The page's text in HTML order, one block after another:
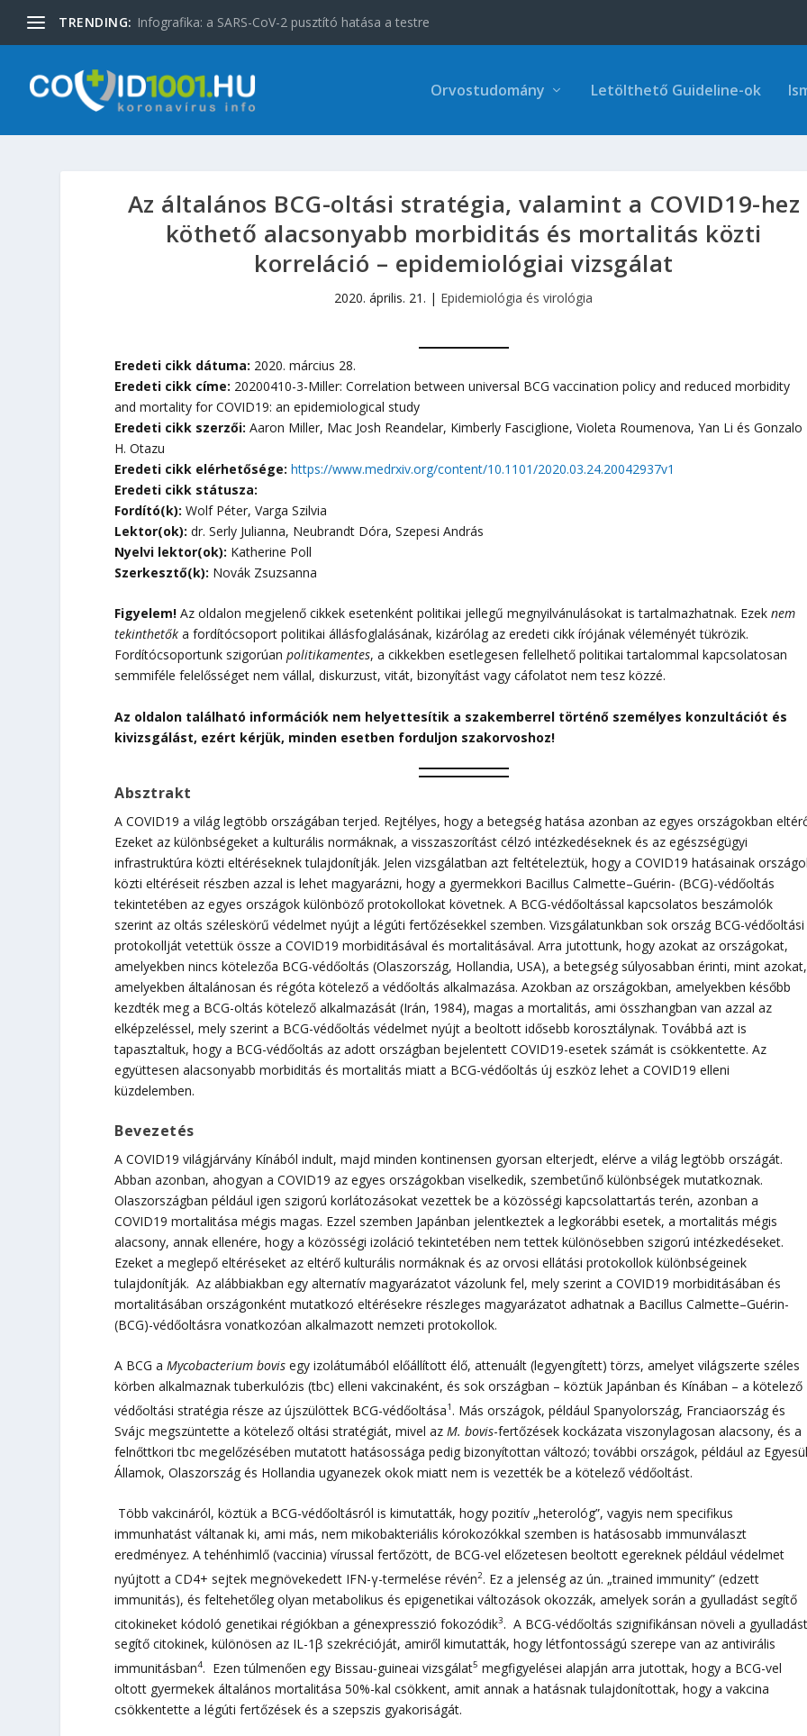
TRENDING: Infografika: a SARS-CoV-2 pusztító hatása a testre
Orvostudomány Letölthető Guideline-ok
Az általános BCG-oltási stratégia, valamint a COVID19-hez
köthető alacsonyabb morbiditás és mortalitás közti
korreláció – epidemiológiai vizsgálat
2020. április. 21. | Epidemiológia és virológia
Eredeti cikk dátuma: 2020. március 28.
Eredeti cikk címe: 20200410-3-Miller: Correlation between universal BCG vaccination policy and reduced morbidity
and mortality for COVID19: an epidemiological study
Eredeti cikk szerzői: Aaron Miller, Mac Josh Reandelar, Kimberly Fasciglione, Violeta Roumenova, Yan Li és Gonzalo
H. Otazu
Eredeti cikk elérhetősége: https://www.medrxiv.org/content/10.1101/2020.03.24.20042937v1
Eredeti cikk státusza:
Fordító(k): Wolf Péter, Varga Szilvia
Lektor(ok): dr. Serly Julianna, Neubrandt Dóra, Szepesi András
Nyelvi lektor(ok): Katherine Poll
Szerkesztő(k): Novák Zsuzsanna
Figyelem! Az oldalon megjelenő cikkek esetenként politikai jellegű megnyilvánulásokat is tartalmazhatnak. Ezeknem
tekinthetők a fordítócsoport politikai állásfoglalásának, kizárólag az eredeti cikk írójának véleményét tükrözik.
Fordítócsoportunk szigorúanpolitikamentes, a cikkekben esetlegesen fellelhető politikai tartalommal kapcsolatosan
semmiféle felelősséget nem vállal, diskurzust, vitát, bizonyítást vagy cáfolatot nem tesz közzé.
Az oldalon található információk nem helyettesítik a szakemberrel történő személyes konzultációt és
kivizsgálást, ezért kérjük, minden esetben forduljon szakorvoshoz!
Absztrakt
A COVID19 a világ legtöbb országában terjed. Rejtélyes, hogy a betegség hatása azonban az egyes országokban
Ezeket az különbségeket a kulturális normáknak, a visszaszorítást célzó intézkedéseknek és az egészségügyi
infrastruktúra közti eltéréseknek tulajdonítják. Jelen vizsgálatban azt feltételeztük, hogy a COVID19 hatásainak
közti eltéréseit részben azzal is lehet magyarázni, hogy a gyermekkori Bacillus Calmette–Guérin- (BCG)-védőoltás
tekintetében az egyes országok különböző protokollokat követnek. A BCG-védőoltással kapcsolatos beszámolók
szerint az oltás széleskörű védelmet nyújt a légúti fertőzésekkel szemben. Vizsgálatunkban sok ország BCG-védőoltási
protokollját vetettük össze a COVID19 morbiditásával és mortalitásával. Arra jutottunk, hogy azokat az országokat,
amelyekben nincs kötelezőa BCG-védőoltás (Olaszország, Hollandia, USA), a betegség súlyosabban érinti, mint azokat,
amelyekben általánosan és régóta kötelező a védőoltás alkalmazása. Azokban az országokban, amelyekben később
kezdték meg a BCG-oltás kötelező alkalmazását (Irán, 1984), magas a mortalitás, ami összhangban van azzal az
elképzeléssel, mely szerint a BCG-védőoltás védelmet nyújt a beoltott idősebb korosztálynak. Továbbá azt is
tapasztaltuk, hogy a BCG-védőoltás az adott országban bejelentett COVID19-esetek számát is csökkentette. Az
együttesen alacsonyabb morbiditás és mortalitás miatt a BCG-védőoltás új eszköz lehet a COVID19 elleni
küzdelemben.
Bevezetés
A COVID19 világjárvány Kínából indult, majd minden kontinensen gyorsan elterjedt, elérve a világ legtöbb országát.
Abban azonban, ahogyan a COVID19 az egyes országokban viselkedik, szembetűnő különbségek mutatkoznak.
Olaszországban például igen szigorú korlátozásokat vezettek be a közösségi kapcsolattartás terén, azonban a
COVID19 mortalitása mégis magas. Ezzel szemben Japánban jelentkeztek a legkorábbi esetek, a mortalitás mégis
alacsony, annak ellenére, hogy a közösségi izoláció tekintetében nem tettek különösebben szigorú intézkedéseket.
Ezeket a meglepő eltéréseket az eltérő kulturális normáknak és az orvosi ellátási protokollok különbségeinek
tulajdonítják. Az alábbiakban egy alternatív magyarázatot vázolunk fel, mely szerint a COVID19 morbiditásában és
mortalitásában országonként mutatkozó eltérésekre részleges magyarázatot adhatnak a Bacillus Calmette–Guérin-
(BCG)-védőoltásra vonatkozóan alkalmazott nemzeti protokollok.
A BCG aMycobacterium bovis egy izolátumából előállított élő, attenuált (legyengített) törzs, amelyet világszerte széles
körben alkalmaznak tuberkulózis (tbc) elleni vakcinaként, és sok országban – köztük Japánban és Kínában – a kötelező
védőoltási stratégia része az újszülöttek BCG-védőoltása1 . Más országok, például Spanyolország, Franciaország és
Svájc megszüntette a kötelező oltási stratégiát, mivel azM. bovis-fertőzések kockázata viszonylagosan alacsony, és a
felnőttkori tbc megelőzésében mutatott hatásossága pedig bizonyítottan változó; további országok, például az
Államok, Olaszország és Hollandia ugyanezek okok miatt nem is vezették be a kötelező védőoltást.
Több vakcináról, köztük a BCG-védőoltásról is kimutatták, hogy pozitív „heterológ”, vagyis nem specifikus
immunhatást váltanak ki, ami más, nem mikobakteriális kórokozókkal szemben is hatásosabb immunválaszt
eredményez. A tehénhimlő (vaccinia) vírussal fertőzött, de BCG-vel előzetesen beoltott egereknek például védelmet
nyújtott a CD4+ sejtek megnövekedett IFN-γ-termelése révén2. Ez a jelenség az ún. „trained immunity” (edzett
immunitás), és feltehetőleg olyan metabolikus és epigenetikai változások okozzák, amelyek során a gyulladást segítő
citokineket kódoló genetikai régiókban a génexpresszió fokozódik3. A BCG-védőoltás szignifikánsan növeli a
segítő citokinek, különösen az IL-1β szekrécióját, amiről kimutatták, hogy létfontosságú szerepe van az antivirális
immunitásban4. Ezen túlmenően egy Bissau-guineai vizsgálat5 megfigyelései alapján arra jutottak, hogy a BCG-vel
oltott gyermekek általános mortalitása 50%-kal csökkent, amit annak a hatásnak tulajdonítottak, hogy a vakcina
csökkentette a légúti fertőzések és a szepszis gyakoriságát.